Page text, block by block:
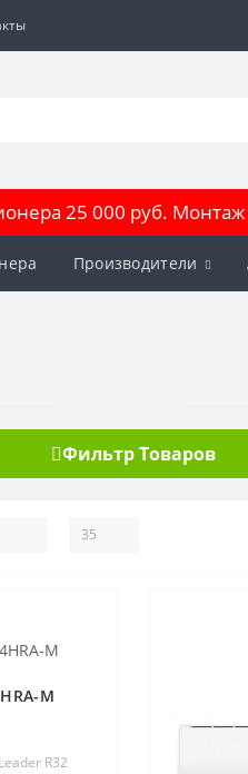
25 000 руб.
Производители
Фильтр Товаров
M
R32